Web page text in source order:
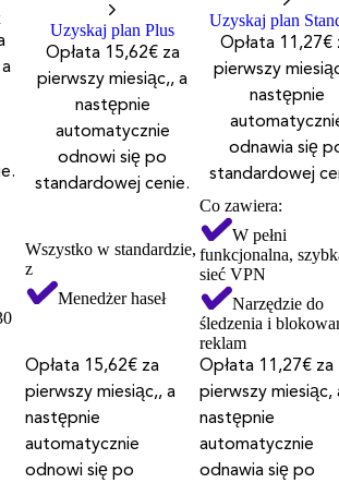
Uzyskaj plan Plus
Opłata 15,62€ za
pierwszy miesiąc,, a
następnie
automatycznie
odnowi się po
standardowej cenie.
Uzyskaj plan
Opłata 11,27€
pierwszy
następnie
odnawia się
standardowej
Wszystko w standardzie,
z
Menedżer haseł
Co zawiera:
W pełni
funkcjonalna,
sieć VPN
Narzędzie do
śledzenia i
reklam
Opłata 15,62€ za
pierwszy miesiąc,, a
następnie
automatycznie
odnowi się po
Opłata 11,27€ za
pierwszy miesiąc,
następnie
automatycznie
odnawia się po